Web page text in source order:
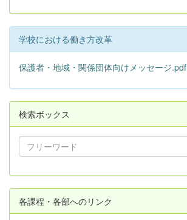
学校における働き方改革
保護者・地域・関係団体向けメッセージ.pdf
検索ボックス
各課程・各部へのリンク